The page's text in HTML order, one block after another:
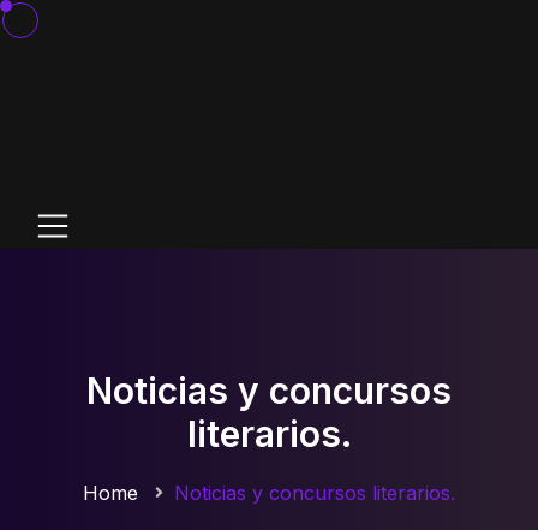
Noticias y concursos
literarios.
Home Noticias y concursos literarios.